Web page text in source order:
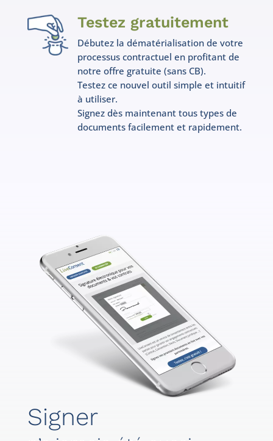
Testez gratuitement
Débutez la dématérialisation de votre
processus contractuel en profitant de
notre offre gratuite (sans CB).
Testez ce nouvel outil simple et intuitif
à utiliser.
Signez dès maintenant tous types de
documents facilement et rapidement.
Signer